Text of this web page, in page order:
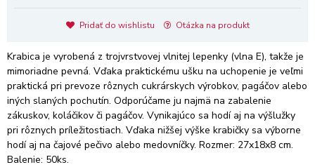
Pridať do wishlistu Otázka na produkt
Krabica je vyrobená z trojvrstvovej vlnitej lepenky (vlna E), takže je
mimoriadne pevná. Vďaka praktickému ušku na uchopenie je veľmi
praktická pri prevoze rôznych cukrárskych výrobkov, pagáčov alebo
iných slaných pochutín. Odporúčame ju najmä na zabalenie
zákuskov, koláčikov či pagáčov. Vynikajúco sa hodí aj na výšlužky
pri rôznych príležitostiach. Vďaka nižšej výške krabičky sa výborne
hodí aj na čajové pečivo alebo medovníčky. Rozmer: 27x18x8 cm.
Balenie: 50ks.